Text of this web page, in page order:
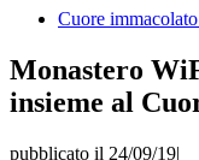
Cuore
Monastero
insieme al
pubblicato il 24/09/19|